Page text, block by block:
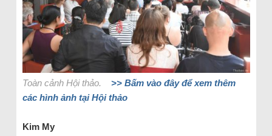
Toàn cảnh Hội thảo.
>> Bấm vào đây để xem thêm
các hình ảnh tại Hội thảo
Kim My